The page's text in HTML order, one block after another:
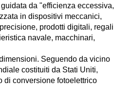
da "efficienza eccessiva,
in dispositivi meccanici,
prodotti digitali, regali
navale, macchinari,
Seguendo da vicino
costituiti da Stati Uniti,
di conversione fotoelettrico